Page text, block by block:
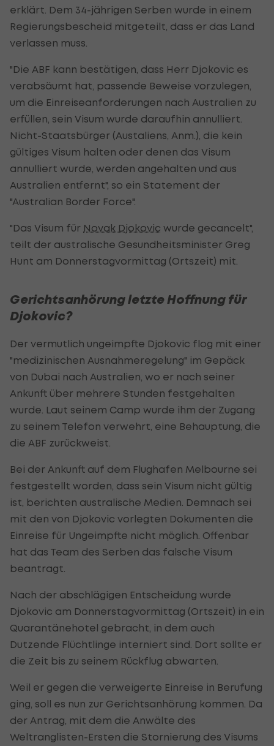
erklärt. Dem 34-jährigen Serben wurde in einem
Regierungsbescheid mitgeteilt, dass er das Land
verlassen muss.
"Die ABF kann bestätigen, dass Herr Djokovic es
verabsäumt hat, passende Beweise vorzulegen,
um die Einreiseanforderungen nach Australien zu
erfüllen, sein Visum wurde daraufhin annulliert.
Nicht-Staatsbürger (Austaliens, Anm.), die kein
gültiges Visum halten oder denen das Visum
annulliert wurde, werden angehalten und aus
Australien entfernt", so ein Statement der
"Australian Border Force".
"Das Visum für Novak Djokovic wurde gecancelt",
teilt der australische Gesundheitsminister Greg
Hunt am Donnerstagvormittag (Ortszeit) mit.
Gerichtsanhörung letzte Hoffnung für
Djokovic?
Der vermutlich ungeimpfte Djokovic flog mit einer
"medizinischen Ausnahmeregelung" im Gepäck
von Dubai nach Australien, wo er nach seiner
Ankunft über mehrere Stunden festgehalten
wurde. Laut seinem Camp wurde ihm der Zugang
zu seinem Telefon verwehrt, eine Behauptung, die
die ABF zurückweist.
Bei der Ankunft auf dem Flughafen Melbourne sei
festgestellt worden, dass sein Visum nicht gültig
ist, berichten australische Medien. Demnach sei
mit den von Djokovic vorlegten Dokumenten die
Einreise für Ungeimpfte nicht möglich. Offenbar
hat das Team des Serben das falsche Visum
beantragt.
Nach der abschlägigen Entscheidung wurde
Djokovic am Donnerstagvormittag (Ortszeit) in ein
Quarantänehotel gebracht, in dem auch
Dutzende Flüchtlinge interniert sind. Dort sollte er
die Zeit bis zu seinem Rückflug abwarten.
Weil er gegen die verweigerte Einreise in Berufung
ging, soll es nun zur Gerichtsanhörung kommen. Da
der Antrag, mit dem die Anwälte des
Weltranglisten-Ersten die Stornierung des Visums